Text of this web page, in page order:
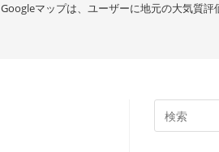
Googleマップは、ユーザーに地元の大気質